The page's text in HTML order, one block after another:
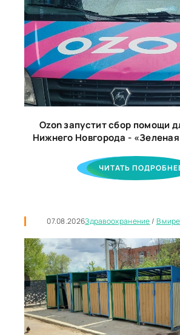
Ozon запустит сбор помощи
Нижнего Новгорода -
ЧИТАТЬ
07.08.2026Здравоохранение/ В мире